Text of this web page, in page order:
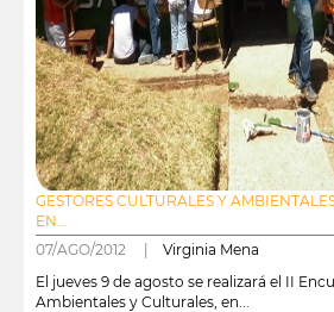
GESTORES CULTURALES Y
EN...
07/AGO/2012 | Virginia Mena
El jueves 9 de agosto se realizará el II
Ambientales y Culturales, en...